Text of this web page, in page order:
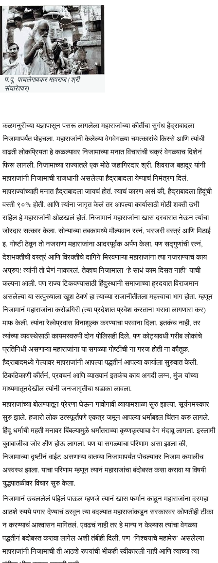
प.पू. पाचलेगावकर महाराज (श्री
संचारेश्वर)
कळमनुरीच्या यज्ञापासून पसरू लागलेला महाराजांच्या कीर्तीचा सुगंध हैद्राबादला
निजामापर्यंत पोहचला. महाराजांनी केलेल्या वेगवेगळ्या चमत्कारांचे किस्से आणि त्यांची
वाढती लोकप्रियता हे कळल्यावर निजामाच्या मनात विचारांची चक्रं वेगळ्याच दिशेनं
फिरू लागली. निजामाच्या राज्यातले एक मोठे जहागिरदार श्री. शिवराज बहादूर यांनी
महाराजांनी निजामाची राजधानी असलेल्या हैद्राबादला येण्याचं निमंत्रण दिलं.
महाराज्यांच्याही मनात हैद्राबादला जायचं होतं. त्याचं कारण असं की, हैद्राबादला हिंदूंची
वस्ती ९०% होती. आणि त्यांना जागृत केलं तर आपल्या कार्यासाठी मोठी शक्ती उभी
राहिल हे महाराजांनी ओळखलं होतं. निजामानं महाराजांना खास दरबारात नेऊन त्यांचा
जोरदार सत्कार केला. सोन्याच्या तबकामध्ये मौल्यवान रत्नं, भरजरी वस्त्रं आणि मिठाई
इ. गोष्टी ठेवून तो नजराणा महाराजांना आदरपूर्वक अर्पण केला. पण सद्गुणांची रत्नं,
देशभक्तीची वस्त्रं आणि विरक्तीचे दागिने मिरवणाऱ्या महाराजांना त्या नजराण्याचं काय
अप्रुप! त्यांनी तो घेणं नाकारलं. तेव्हाच निजामाला ‘हे साधं काम दिसत नाही’ याची
कल्पना आली. पण राज्य टिकवण्यासाठी हिंदुस्थानी समाजाच्या ह्रदयात विराजमान
असलेल्या या सत्पुरुषाला खूश ठेवणं हा त्याच्या राजानीतीतला महत्त्वाचा भाग होता. म्हणून
निजामानं महाराजांना करोडगिरी (त्या प्रदेशात प्रवेश करताना भरावा लागणारा कर)
माफ केली. त्यांना रेल्वेप्रवास विनाशुल्क करण्याचा परवाना दिला. इतकंच नाही, तर
त्यांच्या व्यवस्थेसाठी कायमस्वरुपी दोन पोलिसही दिले. पण कोट्यावधी गरीब लोकांचे
प्रतिनिधी असणाऱ्या महाराजांना या सगळ्या गोष्टींची ना गरज होती ना कौतुक.
हैद्राबादमध्ये गेल्यावर महाराजांनी आपल्या पद्धतीनं आपल्या कार्याला सुरुवात केली.
ठिकठिकाणी कीर्तनं, प्रवचनं आणि व्याख्यानं इतकंच काय अगदी लग्न, मुंज यांच्या
माध्यमातूनदेखील त्यांनी जनजागृतीचा धडाका लावला.
महाराजांच्या बोलण्यातून प्रेरणा घेऊन गावोगावी व्यायामशाळा सुरु झाल्या. सूर्यनमस्कार
सुरु झाले. हजारो लोक उत्स्फूर्तपणे एकत्र जमून आपल्या धर्माबद्दल चिंतन करु लागले.
हिंदू धर्माची महती मनावर बिंबल्यामुळे धर्मांतराच्या कृष्णकृत्याचा वेग मंदावू लागला. इस्लामी
बुवाबाजीचा जोर क्षीण होऊ लागला. पण या सगळ्याचा परिणाम असा झाला की,
निजामाच्या दृष्टीनं वाईट असणाऱ्या बातम्या निजामापर्यंत पोचल्यावर निजाम कमालीच
अस्वस्थ झाला. याचा परिणाम म्हणून त्यानं महाराजांचा बंदोबस्त कसा करावा या विषयी
युद्धपातळीवर विचार सुरु केला.
निजामानं उचललेलं पहिलं पाऊल म्हणजे त्यानं खास फर्मान काढून महाराजांना दरमहा
आठशे रुपये पगार देण्याचं ठरवून त्या बदल्यात महाराजांकडून सरकारवर कोणतीही टीका
न करण्याचं आश्वासन मागितलं. एवढचं नाही तर हे मान्य न केल्यास त्यांचा वेगळ्या
पद्धतीनं बंदोबस्त करावा लागेल अशी तंबीही दिली. पण ‘निश्चयाचे महामेरु’ असलेल्या
महाराजांनी निजामाची ती आठशे रुपयांची भीकही स्वीकारली नाही आणि त्याच्या त्या